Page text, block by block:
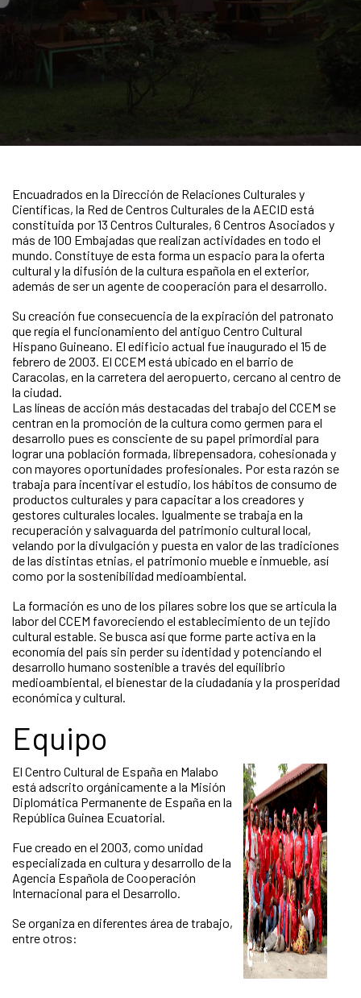
Encuadrados en la Dirección de Relaciones Culturales y
Científicas, la Red de Centros Culturales de la AECID está
constituida por 13 Centros Culturales, 6 Centros Asociados y
más de 100 Embajadas que realizan actividades en todo el
mundo. Constituye de esta forma un espacio para la oferta
cultural y la difusión de la cultura española en el exterior,
además de ser un agente de cooperación para el desarrollo.
Su creación fue consecuencia de la expiración del patronato
que regía el funcionamiento del antiguo Centro Cultural
Hispano Guineano. El edificio actual fue inaugurado el 15 de
febrero de 2003. El CCEM está ubicado en el barrio de
Caracolas, en la carretera del aeropuerto, cercano al centro de
la ciudad.
Las líneas de acción más destacadas del trabajo del CCEM se
centran en la promoción de la cultura como germen para el
desarrollo pues es consciente de su papel primordial para
lograr una población formada, librepensadora, cohesionada y
con mayores oportunidades profesionales. Por esta razón se
trabaja para incentivar el estudio, los hábitos de consumo de
productos culturales y para capacitar a los creadores y
gestores culturales locales. Igualmente se trabaja en la
recuperación y salvaguarda del patrimonio cultural local,
velando por la divulgación y puesta en valor de las tradiciones
de las distintas etnias, el patrimonio mueble e inmueble, así
como por la sostenibilidad medioambiental.
La formación es uno de los pilares sobre los que se articula la
labor del CCEM favoreciendo el establecimiento de un tejido
cultural estable. Se busca así que forme parte activa en la
economía del país sin perder su identidad y potenciando el
desarrollo humano sostenible a través del equilibrio
medioambiental, el bienestar de la ciudadanía y la prosperidad
económica y cultural.
Equipo
El Centro Cultural de España en Malabo
está adscrito orgánicamente a la Misión
Diplomática Permanente de España en la
República Guinea Ecuatorial.
Fue creado en el 2003, como unidad
especializada en cultura y desarrollo de la
Agencia Española de Cooperación
Internacional para el Desarrollo.
Se organiza en diferentes área de trabajo,
entre otros: